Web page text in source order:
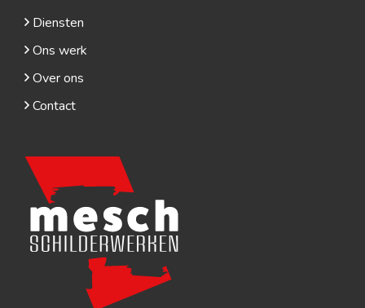
Diensten
Ons werk
Over ons
Contact